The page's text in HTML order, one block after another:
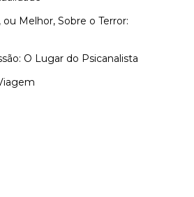
Melhor, Sobre o Terror:
O Lugar do Psicanalista